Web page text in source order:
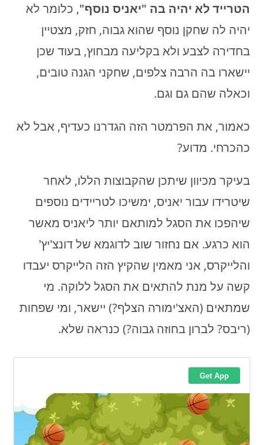
הטרייד לא יהיה בה "יאניס נוסף", כלומר לא
יהיה לה שחקן נוסף שהוא גבוה, חזק, מצטיין
בחדירה לצבע ולא בקליעה מבחוץ, בעוד שכן
יישארו בה הרבה צלפים, שחקני הגנה טובים,
וכאלה שהם גם וגם.
כאמור, את הפרמטר הזה הגדרנו כעדיף, אבל לא
כהכרחי. מדוע?
בעיקר מכיוון שיתכן שהקבוצות הללו, לאחר
שיטרידו עבור יאניס, ימשיכו לטריידים נוספים
שיהפכו את הסגל למותאם יותר ליאניס מאשר
הוא כרגע. אם נחזור שוב לדוגמא של דונצ'יץ'
והלייקרס, אני מאמין שהקיץ הזה הלייקרס יעבדו
קשה על מנת להתאים את הסגל ללוקה. מי
שמתאים (האצ'ימורה הצלף?) יישאר, ומי שפחות
(ריבס? לברון בחוזה גבוה?) כנראה שלא.